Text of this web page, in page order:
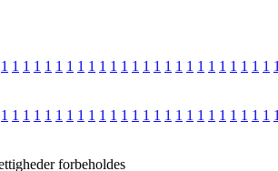
1 1 1 1 1 1 1 1 1 1 1 1 1 1 1 1 1 1 1 1 1 1 1 1 1 1
1 1 1 1 1 1 1 1 1 1 1 1 1 1 1 1 1 1 1 1 1 1 1 1 1 1
forbeholdes